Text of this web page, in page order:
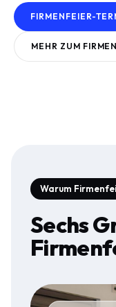
FIRMENFEIER-
MEHR ZUM
Warum
Sechs